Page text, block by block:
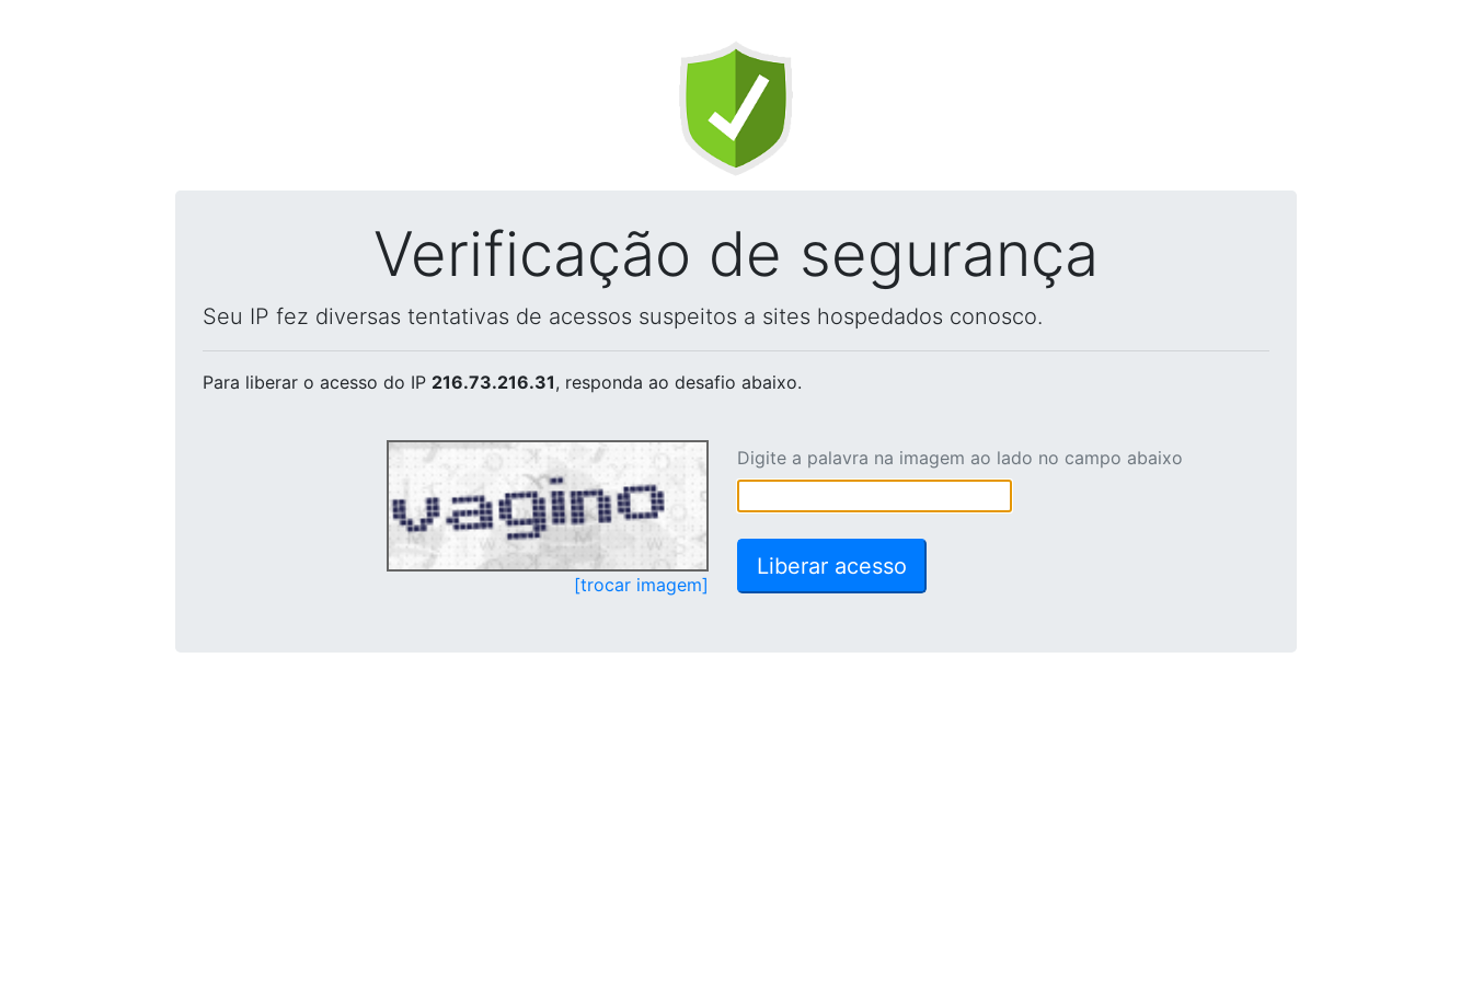
Verificação de segurança
Seu IP fez diversas tentativas de acessos suspeitos a sites hospedados conosco.
Para liberar o acesso do IP 216.73.216.31, responda ao desafio abaixo.
[trocar imagem]
Digite a palavra na imagem ao lado no campo abaixo